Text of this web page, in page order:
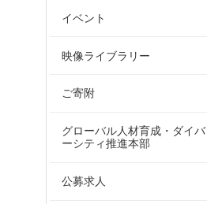
イベント
映像ライブラリー
ご寄附
グローバル人材育成・ダイバ
ーシティ推進本部
公募求人